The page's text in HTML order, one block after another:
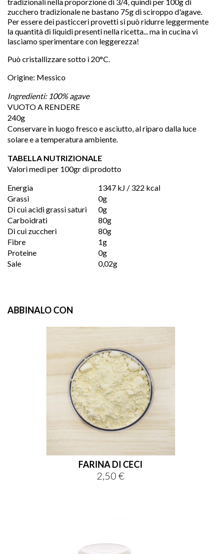
zucchero tradizionale ne bastano 75g di sciroppo d'agave.
Per essere dei pasticceri provetti si può ridurre leggermente
la quantità di liquidi presenti nella ricetta... ma in cucina vi
lasciamo sperimentare con leggerezza!
Può cristallizzare sotto i 20°C.
Origine: Messico
Ingredienti: 100% agave
VUOTO A RENDERE
240g
Conservare in luogo fresco e asciutto, al riparo dalla luce
solare e a temperatura ambiente.
TABELLA NUTRIZIONALE
Valori medi per 100gr di prodotto
Energia
1347 kJ / 322 kcal
Grassi
0g
Di cui acidi grassi saturi
0g
Carboidrati
80g
Di cui zuccheri
80g
Fibre
1g
Proteine
0g
Sale
0,02g
ABBINALO CON
FARINA DI CECI
Prezzo
2,50 €